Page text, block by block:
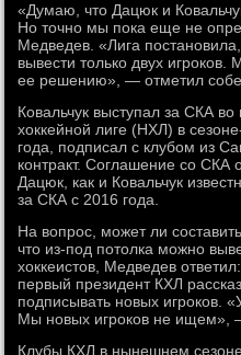
«Думаю, что Дацюк и
Но точно мы пока еще не
Медведев. «Лига
вывести только двух
ее решению», — отметил
Ковальчук выступал за СКА
хоккейной лиге (НХЛ) в
года, подписал с клубом из
контракт. Соглашение со СКА
Дацюк, как и Ковальчук
за СКА с 2016 года.
На вопрос, может ли
что из-под потолка можно
хоккеистов, Медведев
первый президент КХЛ
подписывать новых игроков.
Мы новых игроков не ищем»,
Клубы КХЛ в нынешнем сезоне